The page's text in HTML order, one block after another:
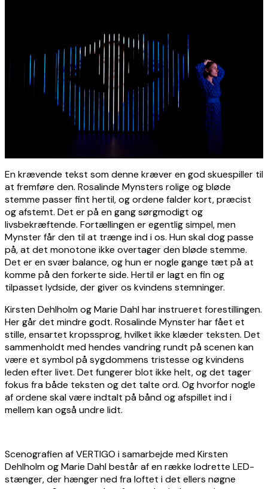
En krævende tekst som denne kræver en god skuespiller til
at fremføre den. Rosalinde Mynsters rolige og bløde
stemme passer fint hertil, og ordene falder kort, præcist
og afstemt. Det er på en gang sørgmodigt og
livsbekræftende. Fortællingen er egentlig simpel, men
Mynster får den til at trænge ind i os. Hun skal dog passe
på, at det monotone ikke overtager den bløde stemme.
Det er en svær balance, og hun er nogle gange tæt på at
komme på den forkerte side. Hertil er lagt en fin og
tilpasset lydside, der giver os kvindens stemninger.
Kirsten Dehlholm og Marie Dahl har instrueret forestillingen.
Her går det mindre godt. Rosalinde Mynster har fået et
stille, ensartet kropssprog, hvilket ikke klæder teksten. Det
sammenholdt med hendes vandring rundt på scenen kan
være et symbol på sygdommens tristesse og kvindens
leden efter livet. Det fungerer blot ikke helt, og det tager
fokus fra både teksten og det talte ord. Og hvorfor nogle
af ordene skal være indtalt på bånd og afspillet ind i
mellem kan også undre lidt.
Scenografien af VERTIGO i samarbejde med Kirsten
Dehlholm og Marie Dahl består af en række lodrette LED-
stænger, der hænger ned fra loftet i det ellers nøgne